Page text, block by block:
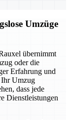
Umzüge
übernimmt
oder die
Erfahrung und
Ihr Umzug
dass jede
Dienstleistungen